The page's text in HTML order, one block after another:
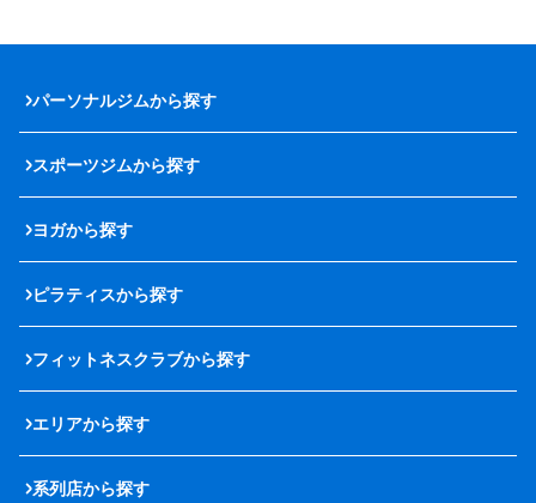
パーソナルジムから探す
スポーツジムから探す
ヨガから探す
ピラティスから探す
フィットネスクラブから探す
エリアから探す
系列店から探す